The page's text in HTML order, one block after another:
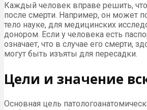
Каждый человек вправе решить, что
после смерти. Например, он может
тело науке, для медицинских
донором. Если у человека есть
означает, что в случае его смерти,
могут быть изъяты для пересадки.
Цели и значение
Основная цель